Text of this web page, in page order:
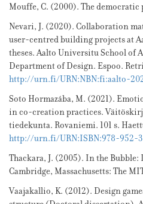
Mouffe, C. (2000). The democratic
Nevari, J. (2020). Collaboration
user-centred building projects at
theses. Aalto Universitu School of
Department of Design. Espoo.
http://urn.fi/URN:NBN:fi:aalto-
Soto Hormazába, M. (2021).
in co-creation practices.
tiedekunta. Rovaniemi. 101 s.
http://urn.fi/URN:ISBN:978-952-
Thackara, J. (2005). In the
Cambridge, Massachusetts: The
Vaajakallio, K. (2012). Design